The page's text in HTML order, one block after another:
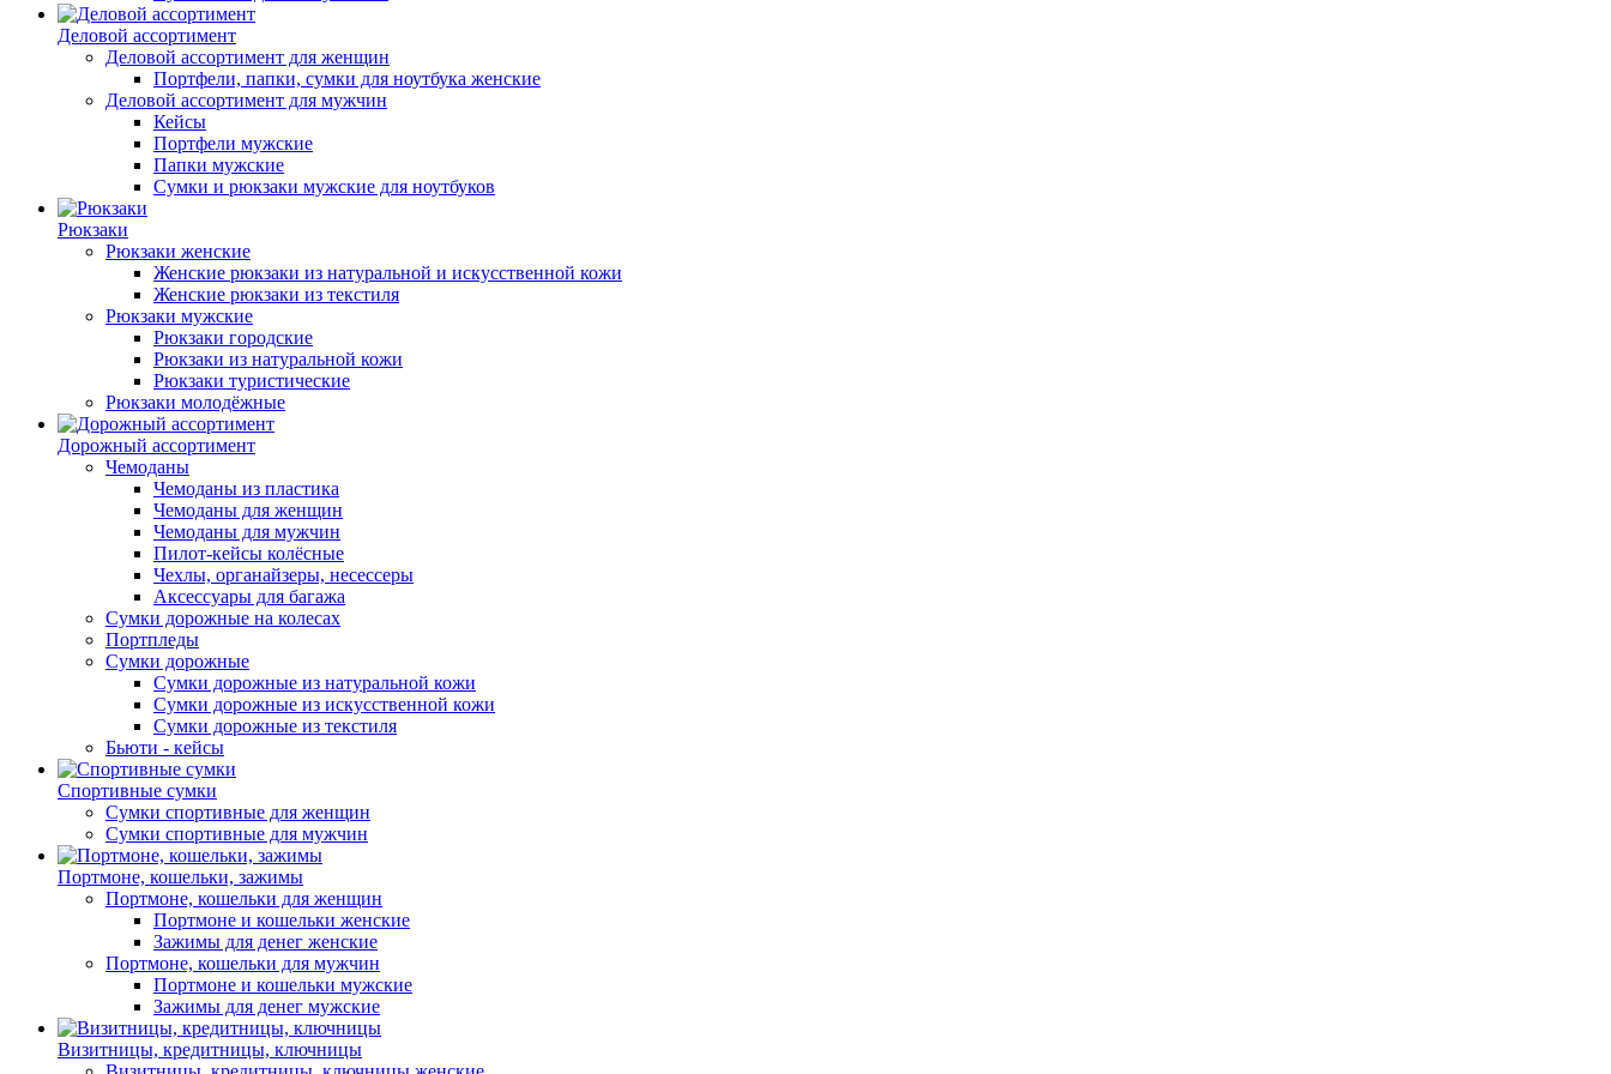
Деловой ассортимент
Деловой ассортимент для женщин
Портфели, папки, сумки для ноутбука женские
Деловой ассортимент для мужчин
Кейсы
Портфели мужские
Папки мужские
Сумки и рюкзаки мужские для ноутбуков
Рюкзаки
Рюкзаки женские
Женские рюкзаки из натуральной и искусственной кожи
Женские рюкзаки из текстиля
Рюкзаки мужские
Рюкзаки городские
Рюкзаки из натуральной кожи
Рюкзаки туристические
Рюкзаки молодёжные
Дорожный ассортимент
Чемоданы
Чемоданы из пластика
Чемоданы для женщин
Чемоданы для мужчин
Пилот-кейсы колёсные
Чехлы, органайзеры, несессеры
Аксессуары для багажа
Сумки дорожные на колесах
Портпледы
Сумки дорожные
Сумки дорожные из натуральной кожи
Сумки дорожные из искусственной кожи
Сумки дорожные из текстиля
Бьюти - кейсы
Спортивные сумки
Сумки спортивные для женщин
Сумки спортивные для мужчин
Портмоне, кошельки, зажимы
Портмоне, кошельки для женщин
Портмоне и кошельки женские
Зажимы для денег женские
Портмоне, кошельки для мужчин
Портмоне и кошельки мужские
Зажимы для денег мужские
Визитницы, кредитницы, ключницы